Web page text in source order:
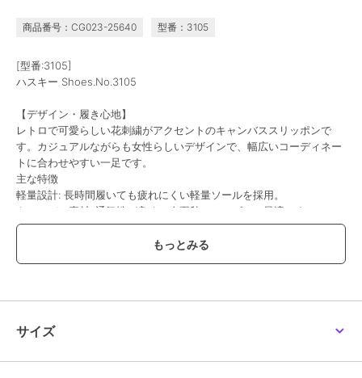
商品番号：CG023-25640 型番：3105
[型番:3105]
ハスキー Shoes.No.3105
【デザイン・履き心地】
レトロで可愛らしい花刺繍がアクセントのキャンバススリッポンで
す。カジュアルながらも女性らしいデザインで、幅広いコーディネー
トに合わせやすい一足です。
主な特徴
軽量設計: 長時間履いても疲れにくい軽量ソールを採用。
キャンバス素材: 通気性が良く、春夏秋のシーズンに最適です。
選べるカラー: ベージュ、ライトブルー、ネイビーの3色展開で、お好
みに合わせてお選びいただけます。
普段使いはもちろん、通勤・通学、ちょっとしたお出かけや旅行にも
【サイズに関して】
普段23.5を着用しているスタッフがMサイズを着用でジャストサイズ
サイズ